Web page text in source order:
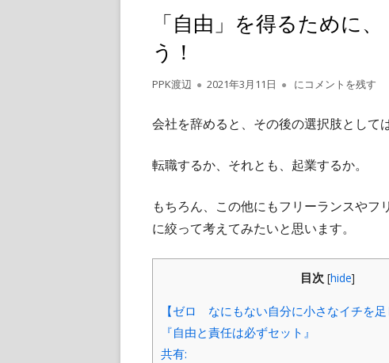
「自由」を得るために
う！
作
者
PPK渡辺
公
日
2021年3月11日 「自由」を得るため
にコメントを残す
会社を辞めると、その後の選択肢として
転職するか、それとも、起業するか。
もちろん、この他にもフリーランスや
に絞って考えてみたいと思います。
目次 [hide]
【ゼロ なにもない自分に小さなイチを
『自由と責任は必ずセット』
共有: